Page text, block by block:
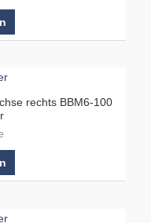
rechts BBM6-100